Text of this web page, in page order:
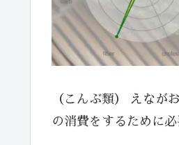
（こんぶ類） えなが
の消費をするために